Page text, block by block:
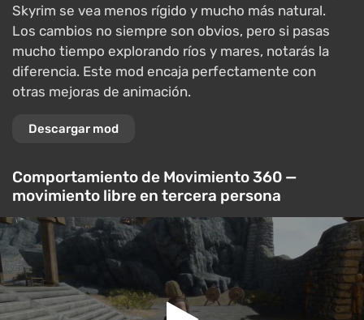
Skyrim se vea menos rígido y mucho más natural.
Los cambios no siempre son obvios, pero si pasas
mucho tiempo explorando ríos y mares, notarás la
diferencia. Este mod encaja perfectamente con
otras mejoras de animación.
Descargar mod
Comportamiento de Movimiento 360 —
movimiento libre en tercera persona